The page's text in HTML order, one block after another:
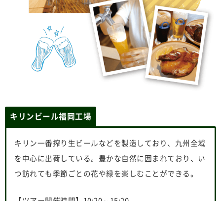
キリンビール福岡工場
キリン一番搾り生ビールなどを製造しており、九州全域
を中心に出荷している。豊かな自然に囲まれており、い
つ訪れても季節ごとの花や緑を楽しむことができる。